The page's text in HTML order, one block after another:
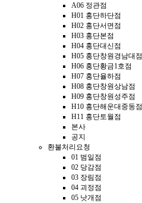
A06 정관점
H01 홍단하단점
H02 홍단서면점
H03 홍단본점
H04 홍단대신점
H05 홍단창원경남대점
H06 홍단황금1호점
H07 홍단율하점
H08 홍단창원상남점
H09 홍단창원성주점
H10 홍단해운대중동점
H11 홍단토월점
본사
공지
환불처리요청
01 범일점
02 당감점
03 장림점
04 괴정점
05 낫개점